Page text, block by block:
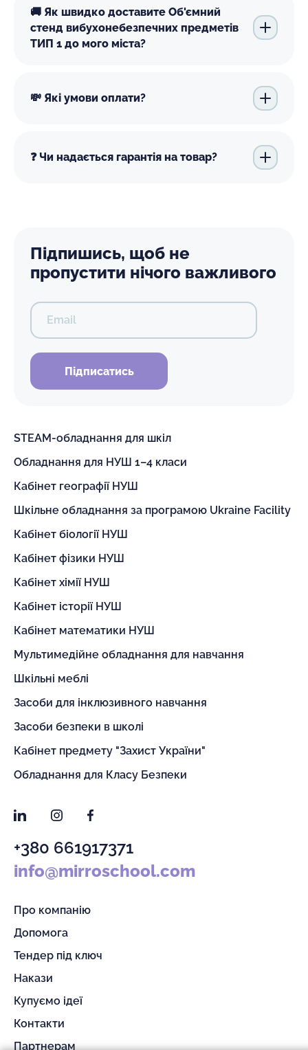
🚚 Як швидко доставите Об'ємний
стенд вибухонебезпечних предметів
ТИП 1 до мого міста?
💸 Які умови оплати?
❓ Чи надається гарантія на товар?
Підпишись, щоб не
пропустити нічого важливого
Email
Підписатись
STEAM-обладнання для шкіл
Обладнання для НУШ 1–4 класи
Кабінет географії НУШ
Шкільне обладнання за програмою Ukraine Facility
Кабінет біології НУШ
Кабінет фізики НУШ
Кабінет хімії НУШ
Кабінет історії НУШ
Кабінет математики НУШ
Мультимедійне обладнання для навчання
Шкільні меблі
Засоби для інклюзивного навчання
Засоби безпеки в школі
Кабінет предмету "Захист України"
Обладнання для Класу Безпеки
LinkedInInstagramFacebook
+380 661917371
info@mirroschool.com
Про компанію
Допомога
Тендер під ключ
Накази
Купуємо ідеї
Контакти
Партнерам